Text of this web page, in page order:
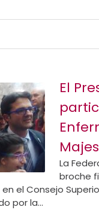
El
La
broche
el Consejo
por la...